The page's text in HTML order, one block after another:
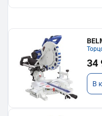
34
В